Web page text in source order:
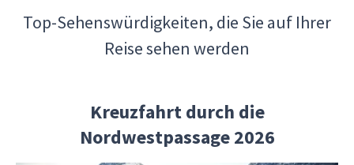
Top-Sehenswürdigkeiten, die Sie auf Ihrer
Reise sehen werden
Kreuzfahrt durch die
Nordwestpassage 2026